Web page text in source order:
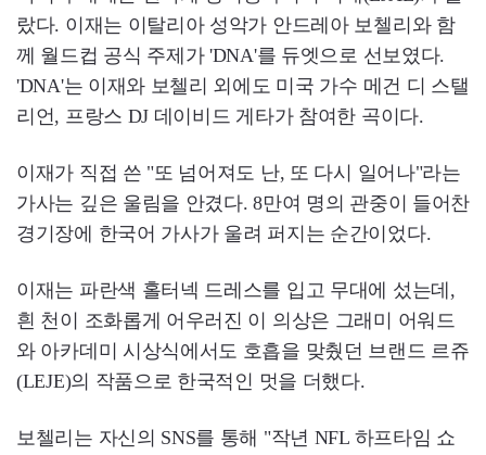
랐다. 이재는 이탈리아 성악가 안드레아 보첼리와 함
께 월드컵 공식 주제가 'DNA'를 듀엣으로 선보였다.
'DNA'는 이재와 보첼리 외에도 미국 가수 메건 디 스탤
리언, 프랑스 DJ 데이비드 게타가 참여한 곡이다.
이재가 직접 쓴 "또 넘어져도 난, 또 다시 일어나"라는
가사는 깊은 울림을 안겼다. 8만여 명의 관중이 들어찬
경기장에 한국어 가사가 울려 퍼지는 순간이었다.
이재는 파란색 홀터넥 드레스를 입고 무대에 섰는데,
흰 천이 조화롭게 어우러진 이 의상은 그래미 어워드
와 아카데미 시상식에서도 호흡을 맞췄던 브랜드 르쥬
(LEJE)의 작품으로 한국적인 멋을 더했다.
보첼리는 자신의 SNS를 통해 "작년 NFL 하프타임 쇼